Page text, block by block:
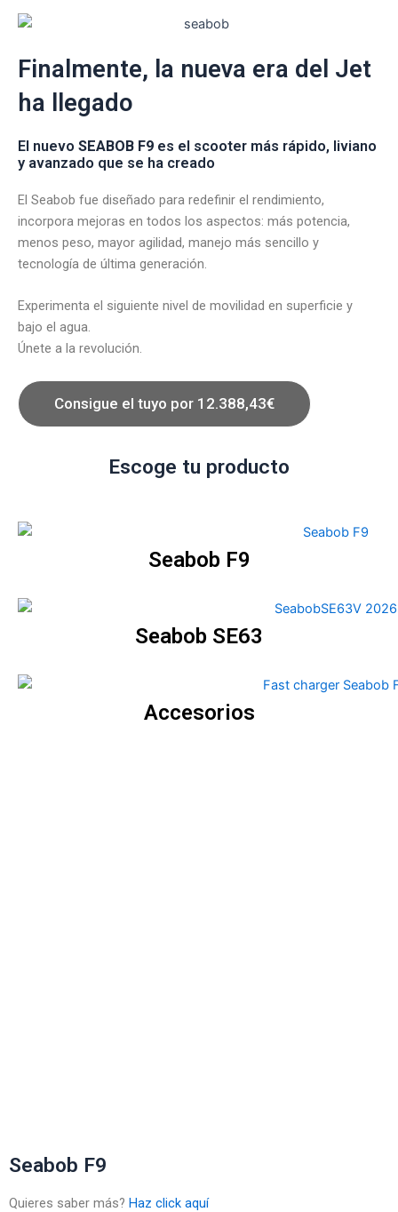
Finalmente, la nueva era del Jet
ha llegado
El nuevo SEABOB F9 es el scooter más rápido, liviano
y avanzado que se ha creado
El Seabob fue diseñado para redefinir el rendimiento,
incorpora mejoras en todos los aspectos: más potencia,
menos peso, mayor agilidad, manejo más sencillo y
tecnología de última generación.
Experimenta el siguiente nivel de movilidad en superficie y
bajo el agua.
Únete a la revolución.
Consigue el tuyo por 12.388,43€
Escoge tu producto
Seabob F9
Seabob SE63
Accesorios
Seabob F9
Quieres saber más? Haz click aquí